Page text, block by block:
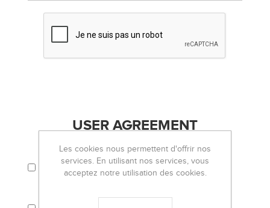
USER AGREEMENT
J'ACCEPTE LES TERMES ET CONDITIONS ET
LA POLITIQUE DE CONFIDENTIALITÉ.
Les cookies nous permettent d'offrir nos
services. En utilisant nos services, vous
acceptez notre utilisation des cookies.